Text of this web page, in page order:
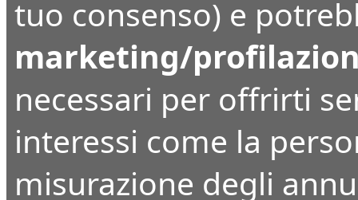
tuo consenso) e
marketing/
necessari per offrirti
interessi come la
misurazione degli